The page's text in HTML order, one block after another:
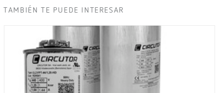
TAMBIÉN TE PUEDE INTERESAR